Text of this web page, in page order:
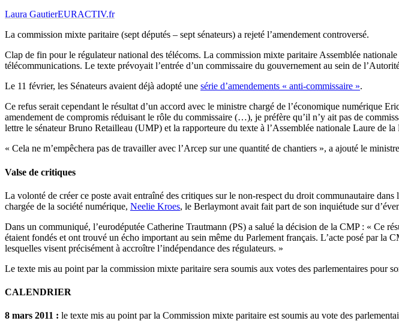
Laura GautierEURACTIV.fr
La commission mixte paritaire (sept députés – sept sénateurs) a rejeté l’amendement controversé.
Clap de fin pour le régulateur national des télécoms. La commission mixte paritaire Assemblée
télécommunications. Le texte prévoyait l’entrée d’un commissaire du gouvernement au sein de
Le 11 février, les Sénateurs avaient déjà adopté une série d’amendements « anti-commissaire ».
Ce refus serait cependant le résultat d’un accord avec le ministre chargé de l’économique numérique
amendement de compromis réduisant le rôle du commissaire (…), je préfère qu’il n’y ait pas de
lettre le sénateur Bruno Retailleau (UMP) et la rapporteure du texte à l’Assemblée nationale Laure de
« Cela ne m’empêchera pas de travailler avec l’Arcep sur une quantité de chantiers », a ajouté le
Valse de critiques
La volonté de créer ce poste avait entraîné des critiques sur le non-respect du droit communautaire
chargée de la société numérique, Neelie Kroes, le Berlaymont avait fait part de son inquiétude sur
Dans un communiqué, l’eurodéputée Catherine Trautmann (PS) a salué la décision de la CMP : « Ce
étaient fondés et ont trouvé un écho important au sein même du Parlement français. L’acte posé par la
lesquelles visent précisément à accroître l’indépendance des régulateurs. »
Le texte mis au point par la commission mixte paritaire sera soumis aux votes des parlementaires pour
CALENDRIER
8 mars 2011 : le texte mis au point par la Commission mixte paritaire est soumis au vote des